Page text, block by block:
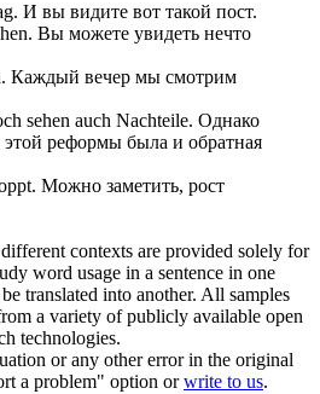
И вы видите вот такой пост.
. Вы можете увидеть нечто
Каждый вечер мы смотрим
sehen auch Nachteile. Однако
этой реформы была и обратная
Можно заметить, рост
contexts are provided solely for
word usage in a sentence in one
translated into another. All samples
a variety of publicly available open
technologies.
or any other error in the original
a problem" option orwrite to us.